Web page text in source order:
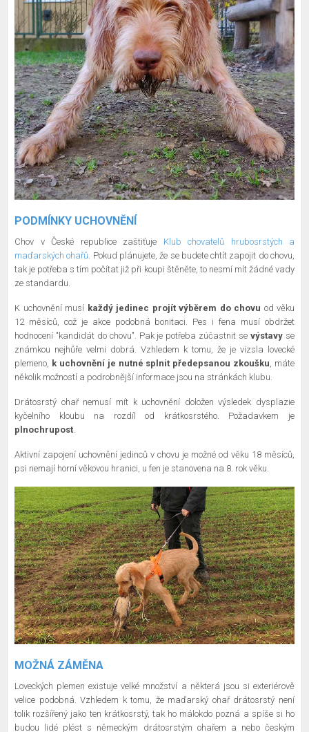
PODMÍNKY UCHOVNĚNÍ
Chov v České republice zaštiťuje Klub chovatelů hrubosrstých a
maďarských ohařů . Pokud plánujete, že se budete chtít zapojit do chovu,
tak je potřeba s tím počítat již při koupi štěněte, to nesmí mít žádné vady
ze standardu.
K uchovnění musí každý jedinec projít výběrem do chovu od věku
12 měsíců, což je akce podobná bonitaci. Pes i fena musí obdržet
hodnocení "kandidát do chovu". Pak je potřeba zúčastnit sevýstavy se
známkou nejhůře velmi dobrá. Vzhledem k tomu, že je vizsla lovecké
plemeno, k uchovnění je nutné splnit předepsanou zkoušku , máte
několik možností a podrobnější informace jsou na stránkách klubu.
Drátosrstý ohař nemusí mít k uchovnění doložen výsledek dysplazie
kyčelního kloubu na rozdíl od krátkosrstého. Požadavkem je
plnochrupost
Aktivní zapojení uchovnění jedinců v chovu je možné od věku 18 měsíců,
psi nemají horní věkovou hranici, u fen je stanovena na 8. rok věku.
MOŽNÁ ZÁMĚNA
Loveckých plemen existuje velké množství a některá jsou si exteriérově
velice podobná. Vzhledem k tomu, že maďarský ohař drátosrstý není
tolik rozšířený jako ten krátkosrstý, tak ho málokdo pozná a spíše si ho
budou lidé plést s německým drátosrstým ohařem a nebo českým